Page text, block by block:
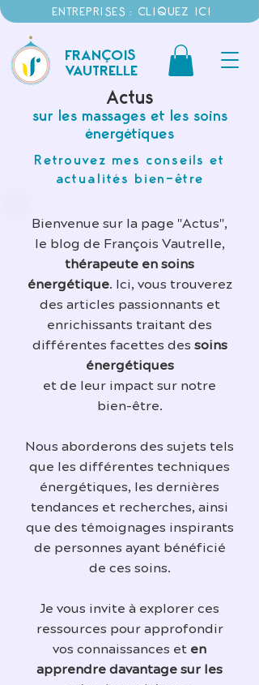
ENTREPRISES : CLIQUEZ ICI
FRANÇOIS
VAUTRELLE
Actus
sur les massages et les soins
énergétiques
Retrouvez mes conseils et
actualités bien-être
Bienvenue sur la page "Actus",
le blog de François Vautrelle,
thérapeute en soins
énergétique. Ici, vous trouverez
des articles passionnants et
enrichissants traitant des
différentes facettes des soins
énergétiques
et de leur impact sur notre
bien-être.
Nous aborderons des sujets tels
que les différentes techniques
énergétiques, les dernières
tendances et recherches, ainsi
que des témoignages inspirants
de personnes ayant bénéficié
de ces soins.
Je vous invite à explorer ces
ressources pour approfondir
vos connaissances et en
apprendre davantage sur les